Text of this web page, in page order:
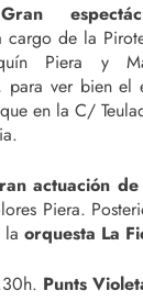
Gran
cargo de la
Piera y
para ver bien el
en la C/
actuación
Piera.
la orquesta La
Punts